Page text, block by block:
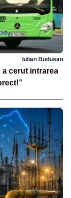
Iulian Budusan
a cerut intrarea